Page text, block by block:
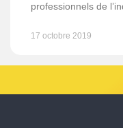
professionnels de
17 octobre 2019